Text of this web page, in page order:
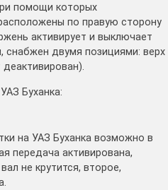
помощи которых
по правую сторону
активирует и выключает
двумя позициями: верх
Буханка:
на УАЗ Буханка возможно в
передача активирована,
не крутится, второе,